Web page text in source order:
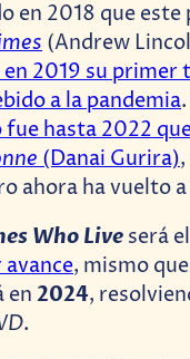
en 2018 que
(Andrew
2019 su primer
a la pandemia
fue hasta 2022
(Danai Gurira)
ahora ha vuelto
Who Live será
, mismo
en 2024,
.